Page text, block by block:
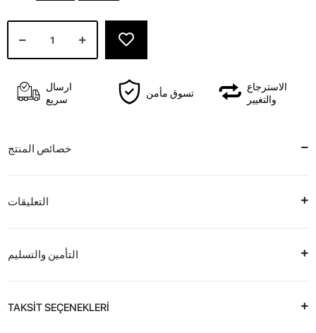
ارسال
سريع
تسوق مأمن
الاسترجاع
والتغيير
خصائص المنتج
التعليقات
التأمين والتسليم
TAKSİT SEÇENEKLERİ